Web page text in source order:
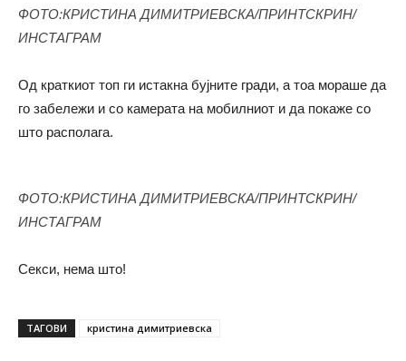
ФОТО:КРИСТИНА ДИМИТРИЕВСКА/ПРИНТСКРИН/
ИНСТАГРАМ
Од краткиот топ ги истакна бујните гради, а тоа мораше да
го забележи и со камерата на мобилниот и да покаже со
што располага.
ФОТО:КРИСТИНА ДИМИТРИЕВСКА/ПРИНТСКРИН/
ИНСТАГРАМ
Секси, нема што!
ТАГОВИ кристина димитриевска